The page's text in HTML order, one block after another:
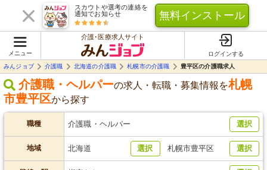
スカウトや選考の連絡を
通知でお知らせ
無料インストール
メニュー
介護･医療求人サイト
ログインする
みんジョブ
介護職 北海道の介護職 札幌市の介護職 豊平区の介護職求人
介護職・ヘルパーの求人・転職・募集情報を札幌
市豊平区から探す
職種 介護職・ヘルパー 選択
地域 北海道 選択 札幌市豊平区 選択